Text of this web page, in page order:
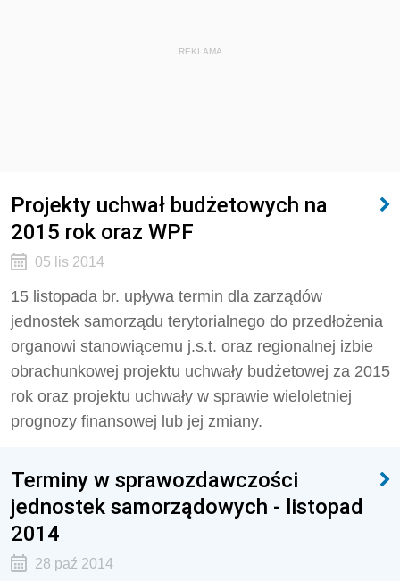
REKLAMA
Projekty uchwał budżetowych na
2015 rok oraz WPF
05 lis 2014
15 listopada br. upływa termin dla zarządów
jednostek samorządu terytorialnego do przedłożenia
organowi stanowiącemu j.s.t. oraz regionalnej izbie
obrachunkowej projektu uchwały budżetowej za 2015
rok oraz projektu uchwały w sprawie wieloletniej
prognozy finansowej lub jej zmiany.
Terminy w sprawozdawczości
jednostek samorządowych - listopad
2014
28 paź 2014